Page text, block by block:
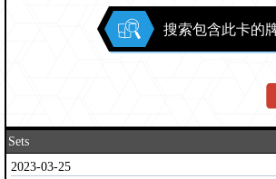
搜索包含此卡的
Sets
2023-03-25